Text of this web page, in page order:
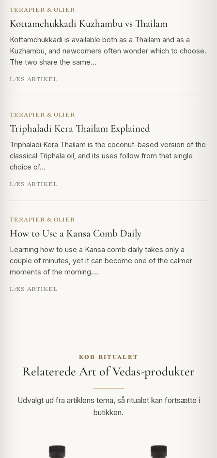
TERAPIER & OLIER
Kottamchukkadi Kuzhambu vs Thailam
Kottamchukkadi is available both as a Thailam and as a
Kuzhambu, and newcomers often wonder which to choose.
The two share the same…
LÆS ARTIKEL
TERAPIER & OLIER
Triphaladi Kera Thailam Explained
Triphaladi Kera Thailam is the coconut-based version of the
classical Triphala oil, and its uses follow from that single
choice of…
LÆS ARTIKEL
TERAPIER & OLIER
How to Use a Kansa Comb Daily
Learning how to use a Kansa comb daily takes only a
couple of minutes, yet it can become one of the calmer
moments of the morning.…
LÆS ARTIKEL
KØB RITUALET
Relaterede Art of Vedas-produkter
Udvalgt ud fra artiklens tema, så ritualet kan fortsætte i
butikken.